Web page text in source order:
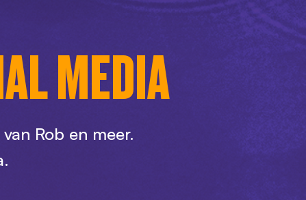
MEDIA
Rob en meer.